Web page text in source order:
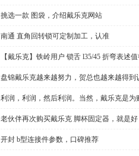
挑选一款 图袋，介绍戴乐克网站
南通 直角回转锁可定制加工，认准
【戴乐克】铁岭用户 锁舌 l35/45 折弯表述
盘锦戴乐克越来越努力，贺总也越来越得到
利润，利润，然后利润。当然，戴乐克是为
老伙伴再次购买戴乐克 脚杯固定器，就是
开封 b型连接件参数，口碑推荐